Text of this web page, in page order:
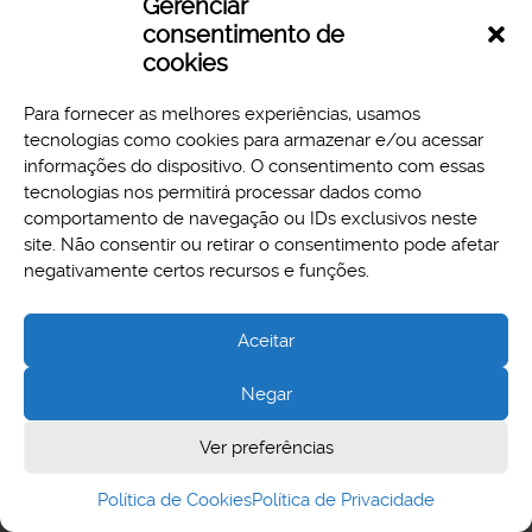
Gerenciar
consentimento de
cookies
Para fornecer as melhores experiências, usamos
tecnologias como cookies para armazenar e/ou acessar
informações do dispositivo. O consentimento com essas
tecnologias nos permitirá processar dados como
comportamento de navegação ou IDs exclusivos neste
site. Não consentir ou retirar o consentimento pode afetar
negativamente certos recursos e funções.
Aceitar
Negar
Ver preferências
Política de CookiesPolítica de Privacidade
Aspectos legais e responsabilidades
Política de Privacidade
Cidade Administrativa - Rodovia Papa João Paulo II, 3777 -
Serra Verde, Belo Horizonte, MG - CEP 31630-903